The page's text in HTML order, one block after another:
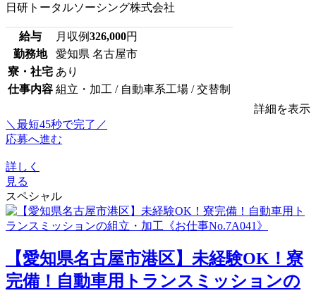
日研トータルソーシング株式会社
給与 月収例326,000円
勤務地
愛知県 名古屋市
寮・社宅 あり
仕事内容 組立・加工 / 自動車系工場 / 交替制
詳細を表示
＼最短45秒で完了／
応募へ進む
詳しく
見る
スペシャル
【愛知県名古屋市港区】未経験OK！寮
完備！自動車用トランスミッションの